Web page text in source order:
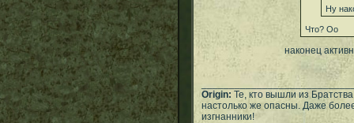
Ну
Что? Оо
наконец
Origin: Те, кто вышли из
настолько же опасны. Даже
изгнанники!